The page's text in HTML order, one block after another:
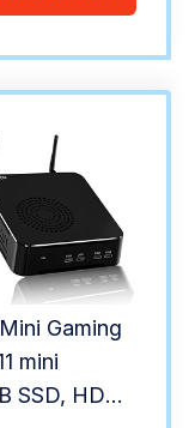
Gaming
mini
SSD, HDMI